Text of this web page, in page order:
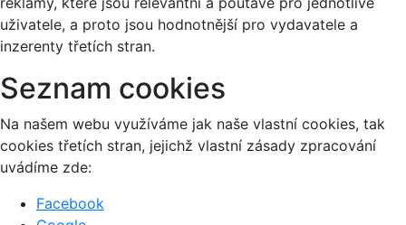
uživatele, a proto jsou hodnotnější pro vydavatele a
inzerenty třetích stran.
Seznam cookies
Na našem webu využíváme jak naše vlastní cookies, tak
cookies třetích stran, jejichž vlastní zásady zpracování
uvádíme zde:
Facebook